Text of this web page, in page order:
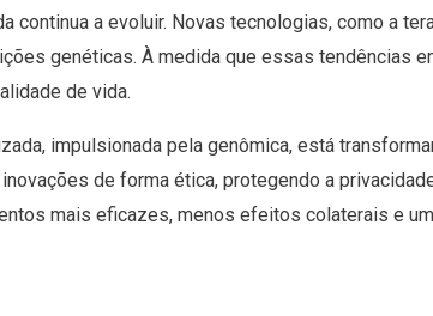
continua a evoluir. Novas tecnologias, como a
genéticas. À medida que essas tendências
de vida.
impulsionada pela genômica, está
de forma ética, protegendo a
mais eficazes, menos efeitos colaterais e